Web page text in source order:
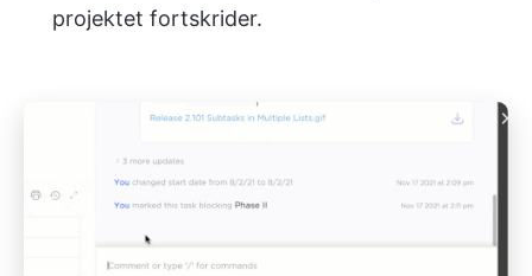
projektet fortskrider.